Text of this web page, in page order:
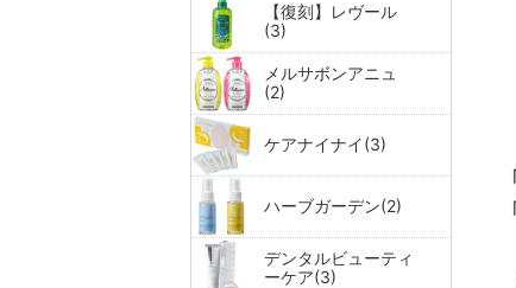
【復刻】レヴール
(3)
メルサボンアニュ
(2)
ケアナイナイ(3)
ハーブガーデン(2)
デンタルビューティ
ーケア(3)